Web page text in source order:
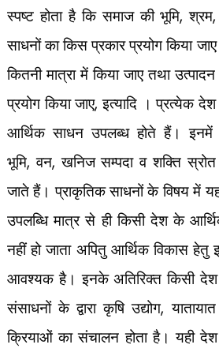
स्पष्ट होता है कि समाज की भूमि,श्रम
साधनों का किस प्रकार प्रयोग किया
कितनी मात्रा में कियाजाए तथा
प्रयोग किया जाए,इत्यादि । प्रत्येक देश
आर्थिक साधन उपलब्ध होते हैं। इनमें
भूमि,वन,खनिज सम्पदा व शक्ति
जाते हैं। प्राकृतिक साधनों के विषय में
उपलब्धि मात्र से ही किसी देश के
नहीं हो जाता अपितु आर्थिक विकास हेतु
आवश्यक है। इनके अतिरिक्त किसी देश
संसाधनों के द्वारा कृषि उद्योग,
क्रियाओं का संचालन होता है। यही